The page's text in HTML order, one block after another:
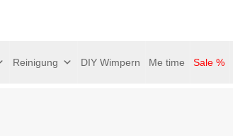
Reinigung DIY Wimpern Me time Sale %